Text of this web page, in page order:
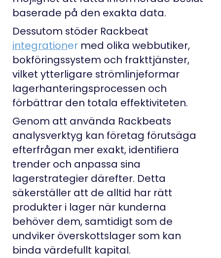
baserade på den exakta data.
Dessutom stöder Rackbeat
integrationermed olika webbutiker,
bokföringssystem och frakttjänster,
vilket ytterligare strömlinjeformar
lagerhanteringsprocessen och
förbättrar den totala effektiviteten.
Genom att använda Rackbeats
analysverktyg kan företag förutsäga
efterfrågan mer exakt, identifiera
trender och anpassa sina
lagerstrategier därefter. Detta
säkerställer att de alltid har rätt
produkter i lager när kunderna
behöver dem, samtidigt som de
undviker överskottslager som kan
binda värdefullt kapital.